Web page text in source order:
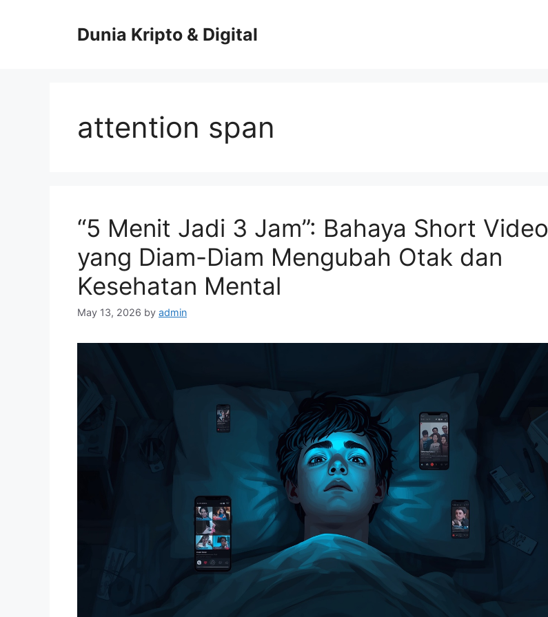
Dunia Kripto & Digital
attention span
“5 Menit Jadi 3 Jam”: Bahaya Short Video
yang Diam-Diam Mengubah Otak dan
Kesehatan Mental
May 13, 2026 by admin